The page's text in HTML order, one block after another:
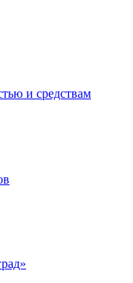
и средствам